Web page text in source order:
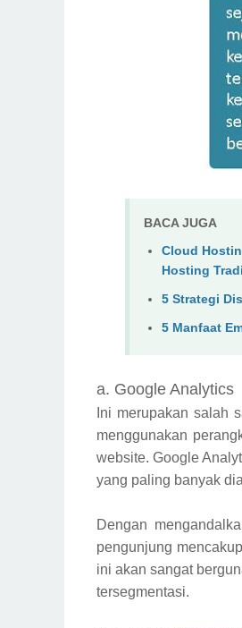
BACA JUGA
Cloud
Hosting
5 Strategi
5 Manfaat
a. Google Analytics
Ini merupakan salah
menggunakan
website. Google
yang paling banyak
Dengan
pengunjung
ini akan sangat
tersegmentasi.